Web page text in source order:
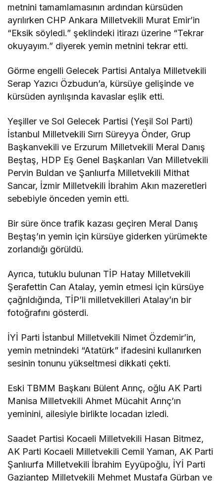
metnini tamamlamasının ardından kürsüden
ayrılırken CHP Ankara Milletvekili Murat Emir’in
“Eksik söyledi.” şeklindeki itirazı üzerine “Tekrar
okuyayım.” diyerek yemin metnini tekrar etti.
Görme engelli Gelecek Partisi Antalya Milletvekili
Serap Yazıcı Özbudun’a, kürsüye gelişinde ve
kürsüden ayrılışında kavaslar eşlik etti.
Yeşiller ve Sol Gelecek Partisi (Yeşil Sol Parti)
İstanbul Milletvekili Sırrı Süreyya Önder, Grup
Başkanvekili ve Erzurum Milletvekili Meral Danış
Beştaş, HDP Eş Genel Başkanları Van Milletvekili
Pervin Buldan ve Şanlıurfa Milletvekili Mithat
Sancar, İzmir Milletvekili İbrahim Akın mazeretleri
sebebiyle önceden yemin etti.
Bir süre önce trafik kazası geçiren Meral Danış
Beştaş’ın yemin için kürsüye giderken yürümekte
zorlandığı görüldü.
Ayrıca, tutuklu bulunan TİP Hatay Milletvekili
Şerafettin Can Atalay, yemin etmesi için kürsüye
çağrıldığında, TİP’li milletvekilleri Atalay’ın bir
fotoğrafını gösterdi.
İYİ Parti İstanbul Milletvekili Nimet Özdemir’in,
yemin metnindeki “Atatürk” ifadesini kullanırken
sesinin tonunu yükseltmesi dikkati çekti.
Eski TBMM Başkanı Bülent Arınç, oğlu AK Parti
Manisa Milletvekili Ahmet Mücahit Arınç’ın
yeminini, ailesiyle birlikte locadan izledi.
Saadet Partisi Kocaeli Milletvekili Hasan Bitmez,
AK Parti Kocaeli Milletvekili Cemil Yaman, AK Parti
Şanlıurfa Milletvekili İbrahim Eyyüpoğlu, İYİ Parti
Gaziantep Milletvekili Mehmet Mustafa Gürban ve